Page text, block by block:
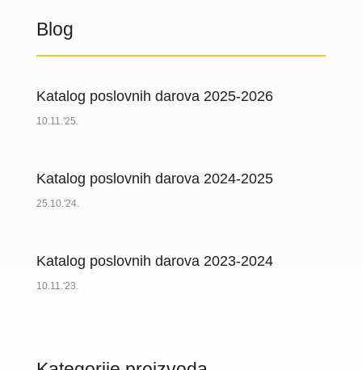
Blog
Katalog poslovnih darova 2025-2026
10.11.'25.
Katalog poslovnih darova 2024-2025
25.10.'24.
Katalog poslovnih darova 2023-2024
10.11.'23.